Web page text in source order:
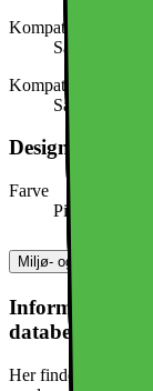
Kompatibel med
Samsung
Kompatibel med
Samsung
Design, form og
Farve
Pink
Miljø- og
Information
databehandling
Her finder du